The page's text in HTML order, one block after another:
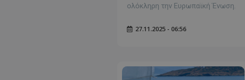
ολόκληρη την Ευρωπαϊκή Ένωση.
27.11.2025 - 06:56